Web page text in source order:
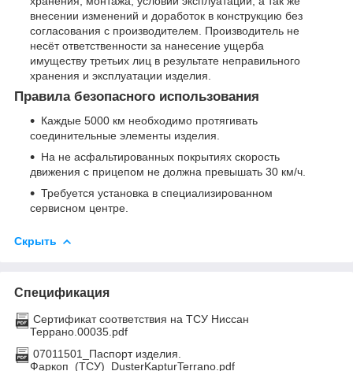
внесении изменений и доработок в конструкцию без
согласования с производителем. Производитель не
несёт ответственности за нанесение ущерба
имуществу третьих лиц в результате неправильного
хранения и эксплуатации изделия.
Правила безопасного использования
Каждые 5000 км необходимо протягивать
соединительные элементы изделия.
На не асфальтированных покрытиях скорость
движения с прицепом не должна превышать 30 км/ч.
Требуется установка в специализированном
сервисном центре.
Скрыть
Спецификация
Сертификат соответствия на ТСУ Ниссан
Террано.00035.pdf
07011501_Паспорт изделия.
Фаркоп_(ТСУ)_DusterKapturTerrano.pdf